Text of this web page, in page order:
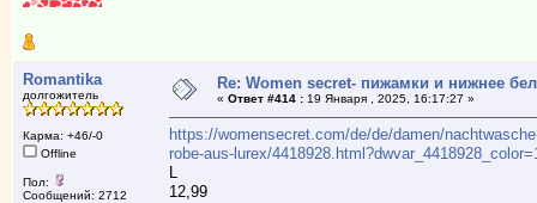
Romantika
долгожитель
Карма: +46/-0
Offline
Пол:
Сообщений: 2712
Re: Women secret- пижамки и нижнее
« Ответ #414 :19 Января , 2025, 16:17:27 »
https://womensecret.com/de/de/damen/
robe-aus-lurex/
L
12,99